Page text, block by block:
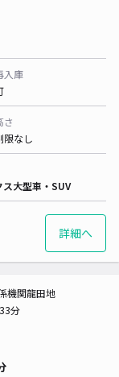
入庫
さ
限なし
大型車・SUV
詳細へ
機関龍田地
分